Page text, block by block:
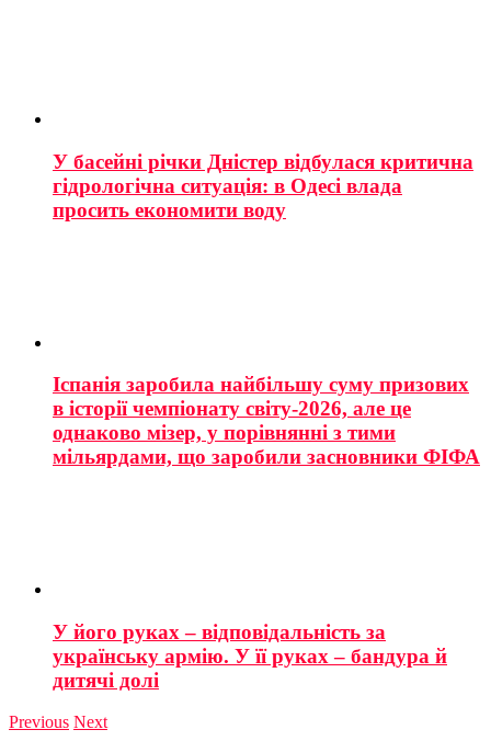
У басейні річки Дністер відбулася критична
гідрологічна ситуація: в Одесі влада
просить економити воду
Іспанія заробила найбільшу суму призових
в історії чемпіонату світу-2026, але це
однаково мізер, у порівнянні з тими
мільярдами, що заробили засновники ФІФА
У його руках – відповідальність за
українську армію. У її руках – бандура й
дитячі долі
Previous Next